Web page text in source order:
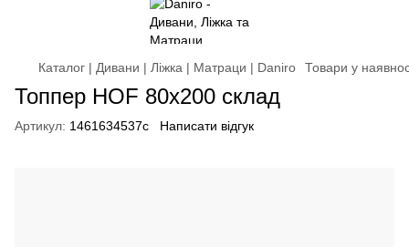
Каталог | Дивани | Ліжка | Матраци | Daniro Товари у
Топпер HOF 80x200 склад
Артикул: 1461634537с Написати відгук